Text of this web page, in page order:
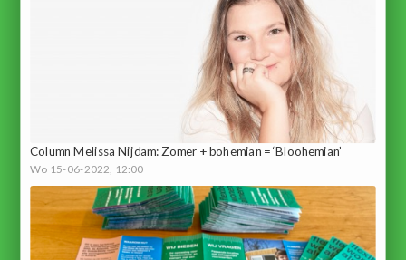
Column Melissa Nijdam: Zomer + bohemian = ‘Bloohemian’
Wo 15-06-2022, 12:00